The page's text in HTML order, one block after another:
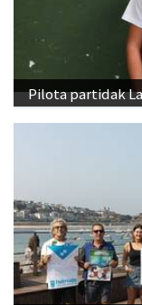
Pilota partidak